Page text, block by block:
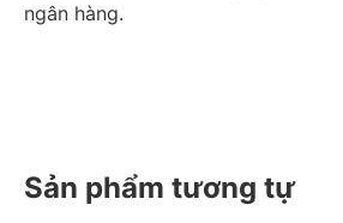
ngân hàng.
Sản phẩm tương tự